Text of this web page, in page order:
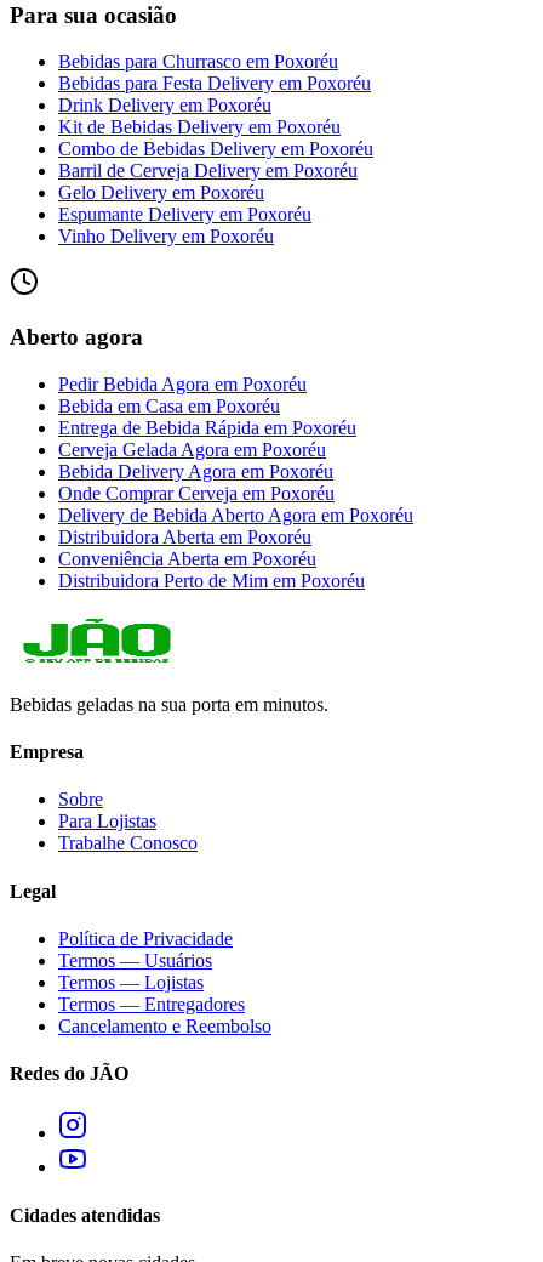
Para sua ocasião
Bebidas para Churrasco em Poxoréu
Bebidas para Festa Delivery em Poxoréu
Drink Delivery em Poxoréu
Kit de Bebidas Delivery em Poxoréu
Combo de Bebidas Delivery em Poxoréu
Barril de Cerveja Delivery em Poxoréu
Gelo Delivery em Poxoréu
Espumante Delivery em Poxoréu
Vinho Delivery em Poxoréu
Aberto agora
Pedir Bebida Agora em Poxoréu
Bebida em Casa em Poxoréu
Entrega de Bebida Rápida em Poxoréu
Cerveja Gelada Agora em Poxoréu
Bebida Delivery Agora em Poxoréu
Onde Comprar Cerveja em Poxoréu
Delivery de Bebida Aberto Agora em Poxoréu
Distribuidora Aberta em Poxoréu
Conveniência Aberta em Poxoréu
Distribuidora Perto de Mim em Poxoréu
Bebidas geladas na sua porta em minutos.
Empresa
Sobre
Para Lojistas
Trabalhe Conosco
Legal
Política de Privacidade
Termos — Usuários
Termos — Lojistas
Termos — Entregadores
Cancelamento e Reembolso
Redes do JÃO
Cidades atendidas